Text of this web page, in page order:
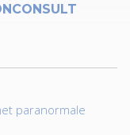
paranormale